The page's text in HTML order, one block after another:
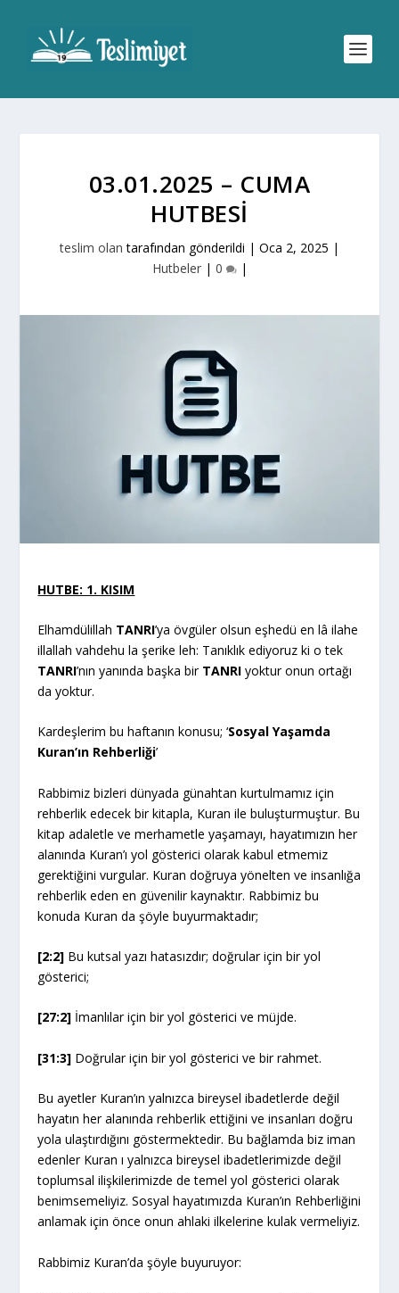
03.01.2025 – CUMA
HUTBESI
teslim olan tarafından gönderildi | Oca 2, 2025 |
Hutbeler| 0 |
HUTBE: 1. KISIM
Elhamdülillah TANRI’ya övgüler olsun eşhedü en lâ ilahe
illallah vahdehu la şerike leh: Tanıklık ediyoruz ki o tek
TANRI’nın yanında başka bir TANRIyoktur onun ortağı
da yoktur.
Kardeşlerim bu haftanın konusu; ‘Sosyal Yaşamda
Kuran’ın Rehberliği’
Rabbimiz bizleri dünyada günahtan kurtulmamız için
rehberlik edecek bir kitapla, Kuran ile buluşturmuştur. Bu
kitap adaletle ve merhametle yaşamayı, hayatımızın her
alanında Kuran’ı yol gösterici olarak kabul etmemiz
gerektiğini vurgular. Kuran doğruya yönelten ve insanlığa
rehberlik eden en güvenilir kaynaktır. Rabbimiz bu
konuda Kuran da şöyle buyurmaktadır;
[2:2] Bu kutsal yazı hatasızdır; doğrular için bir yol
gösterici;
[27:2] İmanlılar için bir yol gösterici ve müjde.
[31:3] Doğrular için bir yol gösterici ve bir rahmet.
Bu ayetler Kuran’ın yalnızca bireysel ibadetlerde değil
hayatın her alanında rehberlik ettiğini ve insanları doğru
yola ulaştırdığını göstermektedir. Bu bağlamda biz iman
edenler Kuran ı yalnızca bireysel ibadetlerimizde değil
toplumsal ilişkilerimizde de temel yol gösterici olarak
benimsemeliyiz. Sosyal hayatımızda Kuran’ın Rehberliğini
anlamak için önce onun ahlaki ilkelerine kulak vermeliyiz.
Rabbimiz Kuran’da şöyle buyuruyor: